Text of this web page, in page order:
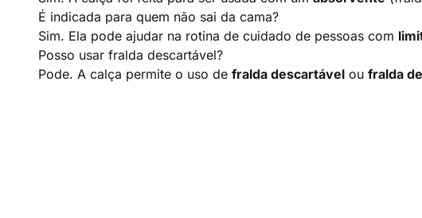
É indicada para quem não sai da cama?
Sim. Ela pode ajudar na rotina de cuidado de pessoas com
Posso usar fralda descartável?
Pode. A calça permite o uso de fralda descartável ou fralda